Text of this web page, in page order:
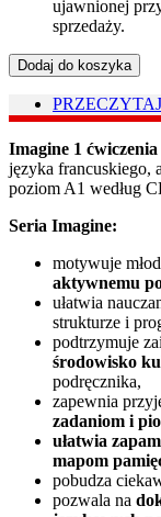
ujawnionej
sprzedaży.
Dodaj do koszyka
Imagine 1
języka francuskiego,
poziom A1 według
Seria Imagine:
motywuje
aktywnemu
ułatwia
strukturze i
podtrzymuje
środowisko
podręcznika,
zapewnia
zadaniom i
ułatwia
mapom
pobudza
pozwala na